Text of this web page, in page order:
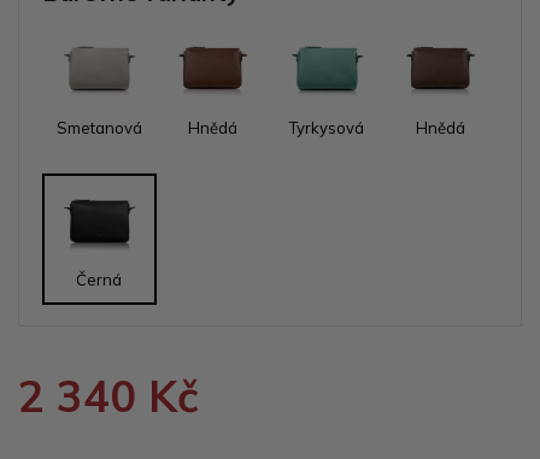
Smetanová Hnědá Tyrkysová Hnědá
Černá
2 340 Kč